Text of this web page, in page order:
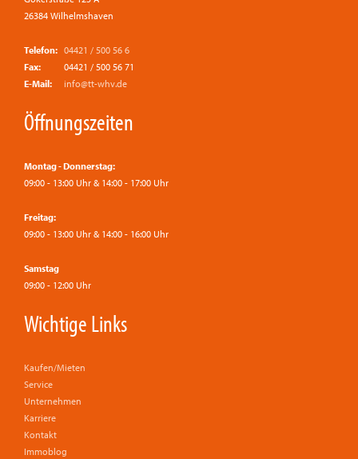
26384 Wilhelmshaven
Telefon: 04421 / 500 56 6
Fax:
04421 / 500 56 71
E-Mail:
info@tt-whv.de
Öffnungszeiten
Montag - Donnerstag:
09:00 - 13:00 Uhr & 14:00 - 17:00 Uhr
Freitag:
09:00 - 13:00 Uhr & 14:00 - 16:00 Uhr
Samstag
09:00 - 12:00 Uhr
Wichtige Links
Kaufen/Mieten
Service
Unternehmen
Karriere
Kontakt
Immoblog